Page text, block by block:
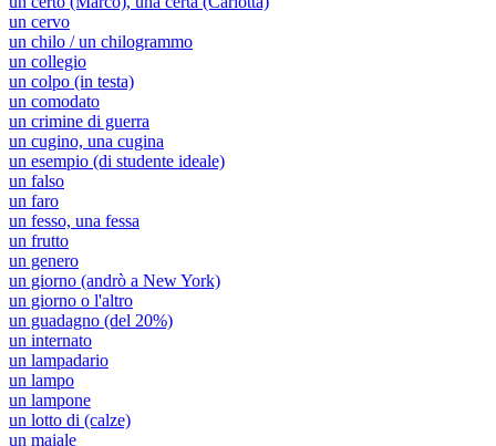
un cervo
un chilo / un chilogrammo
un collegio
un colpo (in testa)
un comodato
un crimine di guerra
un cugino, una cugina
un esempio (di studente ideale)
un falso
un faro
un fesso, una fessa
un frutto
un genero
un giorno (andrò a New York)
un giorno o l'altro
un guadagno (del 20%)
un internato
un lampadario
un lampo
un lampone
un lotto di (calze)
un maiale